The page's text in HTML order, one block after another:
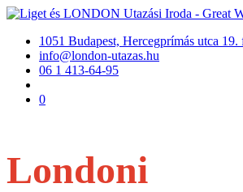
1051 Budapest, Hercegprímás utca 19.
info@london-utazas.hu
06 1 413-64-95
0
Londoni